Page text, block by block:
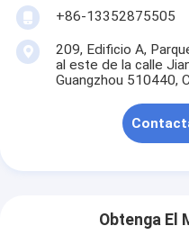
+86-13352875505
209, Edificio A,
al este de la calle
Guangzhou 510440,
Obtenga El